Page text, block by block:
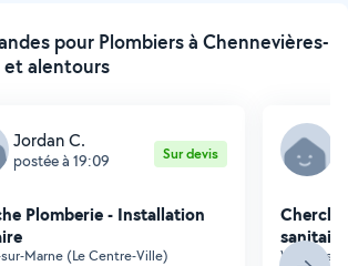
pour Plombiers à Chennevières-
alentours
Jordan C.
postée à 19:09 Sur devis
Plomberie - Installation
Marne (Le Centre-Ville)
sanitaire
Villiers-